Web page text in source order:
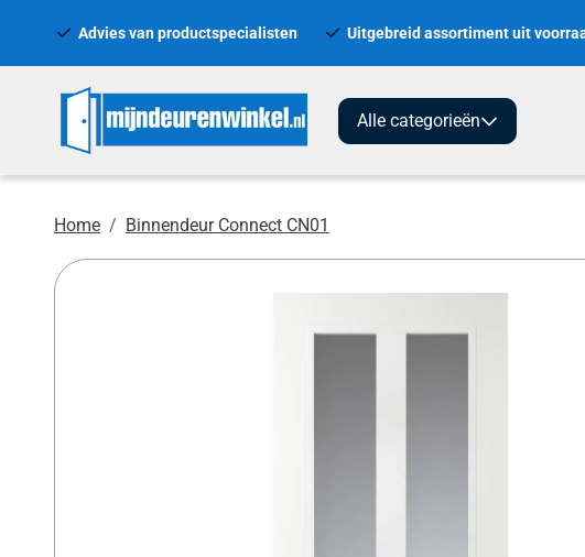
Advies van productspecialisten Uitgebreid assortiment uit
Alle categorieën
Home Binnendeur Connect CN01